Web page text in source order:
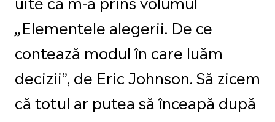
„Elementele alegerii. De ce
contează modul în care luăm
decizii”, de Eric Johnson. Să zicem
că totul ar putea să înceapă după